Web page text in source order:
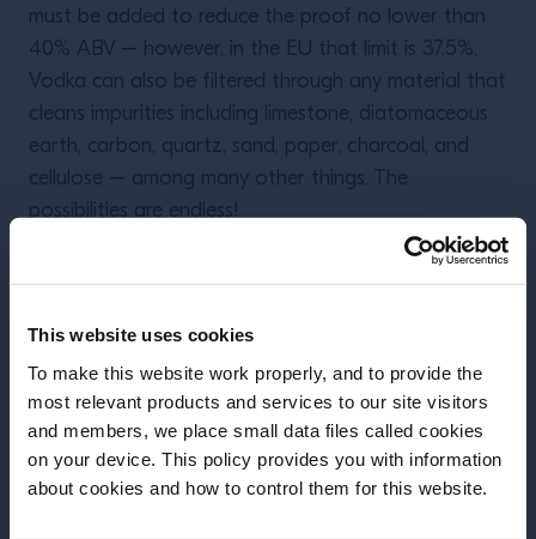
This website uses cookies
To make this website work properly, and to provide the
most relevant products and services to our site visitors
and members, we place small data files called cookies
on your device. This policy provides you with information
about cookies and how to control them for this website.
Πριν ξεκινήσουμε, χρειάζεται να
γνωρίσουμε την ημερομηνία γέννησής
must be added to reduce the proof no lower than
40% ABV – however, in the EU that limit is 37.5%.
Vodka can also be filtered through any material that
cleans impurities including limestone, diatomaceous
earth, carbon, quartz, sand, paper, charcoal, and
cellulose – among many other things. The
possibilities are endless!
Περισσότερα Άρθρα